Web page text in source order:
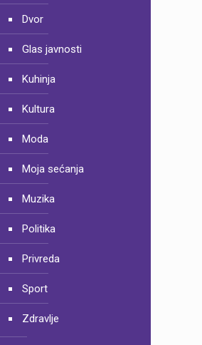
Dvor
Glas javnosti
Kuhinja
Kultura
Moda
Moja sećanja
Muzika
Politika
Privreda
Sport
Zdravlje